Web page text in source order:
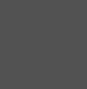
BMW Genuine